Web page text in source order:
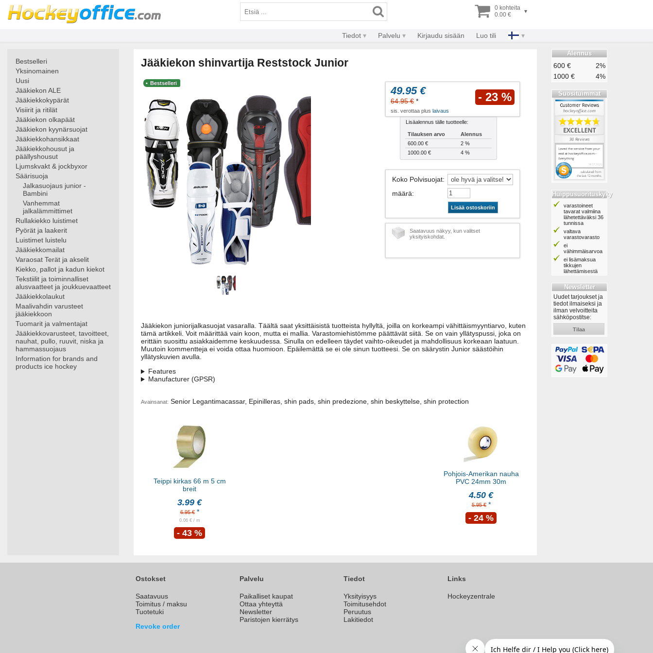
0 kohteita
0.00 €
▾
Tiedot Palvelu Kirjaudu sisään Luo tili
Bestselleri
Yksinomainen
Uusi
Jääkiekon ALE
Jääkiekkokypärät
Visiirit ja ritilät
Jääkiekon olkapäät
Jääkiekon kyynärsuojat
Jääkiekkohansikkaat
Jääkiekkohousut ja
päällyshousut
Ljumskvakt & jockbyxor
Säärisuoja
Jalkasuojaus junior -
Bambini
Vanhemmat
jalkalämmittimet
Rullakiekko luistimet
Pyörät ja laakerit
Luistimet luistelu
Jääkiekkomailat
Varaosat Terät ja akselit
Kiekko, pallot ja kadun kiekot
Tekstiilit ja toiminnalliset
alusvaatteet ja joukkuevaatteet
Jääkiekkolaukut
Maalivahdin varusteet
jääkiekkoon
Tuomarit ja valmentajat
Jääkiekkovarusteet, tavoitteet,
nauhat, pullo, ruuvit, niska ja
hammassuojaus
Information for brands and
products ice hockey
Jääkiekon shinvartija Reststock Junior
Bestselleri
49.95 €
64.95 € * - 23 %
sis. verottaa plus laivaus
Lisäalennus tälle tuotteelle:
Tilauksen arvo
Alennus
600.00 €
2 %
1000.00 €
4 %
Koko Polvisuojat:
määrä:
Lisää ostoskoriin
Saatavuus näkyy, kun valitset
yksityiskohdat.
Jääkiekon juniorijalkasuojat vasaralla. Täältä saat yksittäisistä tuotteista hyllyltä, joilla on korkeampi vähittäismyyntiarvo, kuten
tämä artikkeli. Voit määrittää vain koon, mutta ei mallia. Varastomiehistömme päättävät siitä. Se on vain yllätyspussi, joka on
erittäin suosittu asiakkaidemme keskuudessa. Sinulla on edelleen täydet vaihto-oikeudet ja mahdollisuus korkeaan laatuun.
Muutoin kommentteja ei voida ottaa huomioon. Epäilemättä se ei ole sinun tuotteesi. Se on säärystin Junior säästöihin
yllätyskuvien avulla.
Features
Manufacturer (GPSR)
Avainsanat: Senior Legantimacassar, Epinilleras, shin pads, shin predezione, shin beskyttelse, shin protection
Teippi kirkas 66 m 5 cm
breit
3.99 €
6.95 €*
0.06 € / m
- 43 %
Pohjois-Amerikan nauha
PVC 24mm 30m
4.50 €
5.95 €*
- 24 %
Alennus
600 €
2%
1000 €
4%
Suosituimmat
Huippusuorituskyky
varastoineet
tavarat valmiina
lähetettäväksi 36
tunnissa
valtava
varastovarasto
ei
vähimmäisarvoa
ei lisämaksua
tikkujen
lähettämisestä
Newsletter
Uudet tarjoukset ja
tiedot ilmaiseksi ja
ilman velvoitteita
sähköpostitse:
Tilaa
Ostokset
Saatavuus
Toimitus / maksu
Tuotetuki
Revoke order
Palvelu
Paikalliset kaupat
Ottaa yhteyttä
Newsletter
Paristojen kierrätys
Tiedot
Yksityisyys
Toimitusehdot
Peruutus
Lakitiedot
Links
Hockeyzentrale